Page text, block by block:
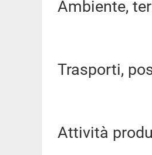
Ambiente,
Trasporti,
Attività